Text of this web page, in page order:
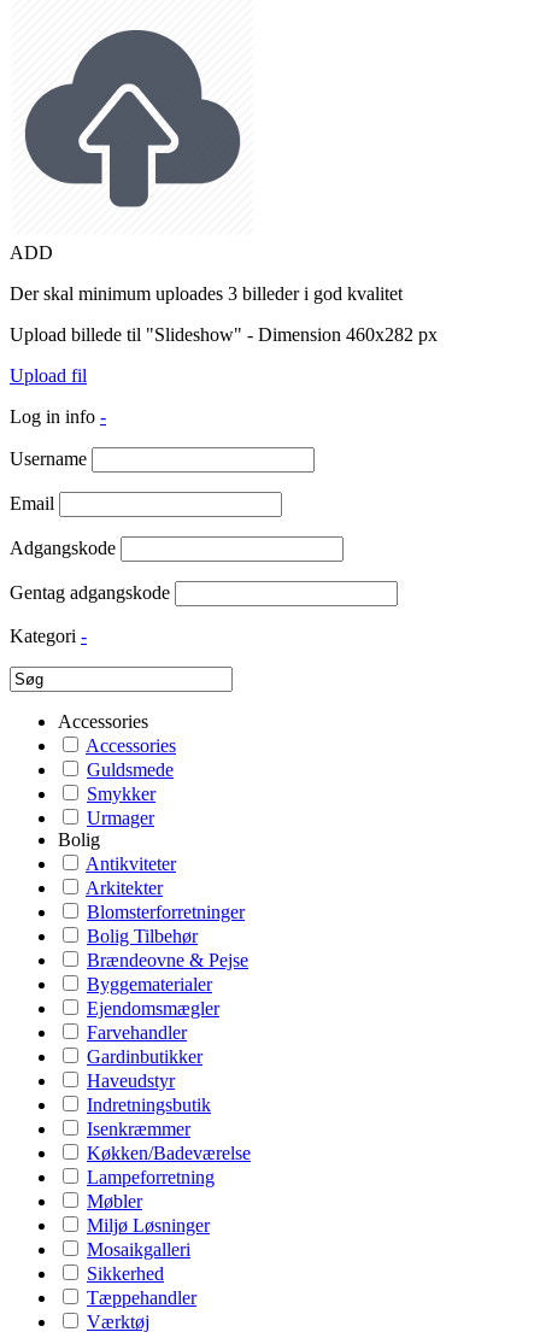
ADD
Der skal minimum uploades 3 billeder i god kvalitet
Upload billede til "Slideshow" - Dimension 460x282 px
Upload fil
Log in info -
Username
Email
Adgangskode
Gentag adgangskode
Kategori -
Accessories
Accessories
Guldsmede
Smykker
Urmager
Bolig
Antikviteter
Arkitekter
Blomsterforretninger
Bolig Tilbehør
Brændeovne & Pejse
Byggematerialer
Ejendomsmægler
Farvehandler
Gardinbutikker
Haveudstyr
Indretningsbutik
Isenkræmmer
Køkken/Badeværelse
Lampeforretning
Møbler
Miljø Løsninger
Mosaikgalleri
Sikkerhed
Tæppehandler
Værktøj